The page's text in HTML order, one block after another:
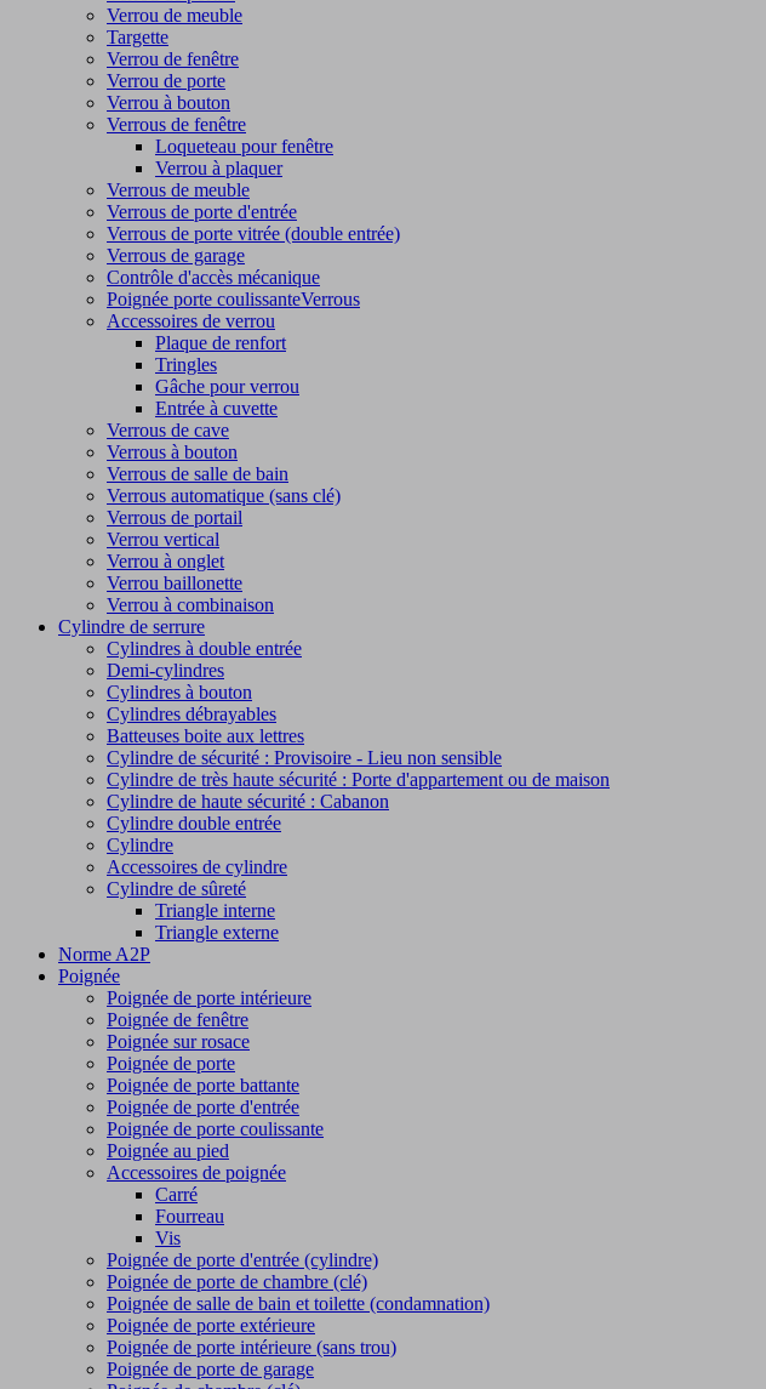
Verrou de meuble
Targette
Verrou de fenêtre
Verrou de porte
Verrou à bouton
Verrous de fenêtre
Loqueteau pour fenêtre
Verrou à plaquer
Verrous de meuble
Verrous de porte d'entrée
Verrous de porte vitrée (double entrée)
Verrous de garage
Contrôle d'accès mécanique
Poignée porte coulissanteVerrous
Accessoires de verrou
Plaque de renfort
Tringles
Gâche pour verrou
Entrée à cuvette
Verrous de cave
Verrous à bouton
Verrous de salle de bain
Verrous automatique (sans clé)
Verrous de portail
Verrou vertical
Verrou à onglet
Verrou baillonette
Verrou à combinaison
Cylindre de serrure
Cylindres à double entrée
Demi-cylindres
Cylindres à bouton
Cylindres débrayables
Batteuses boite aux lettres
Cylindre de sécurité : Provisoire - Lieu non sensible
Cylindre de très haute sécurité : Porte d'appartement ou de maison
Cylindre de haute sécurité : Cabanon
Cylindre double entrée
Cylindre
Accessoires de cylindre
Cylindre de sûreté
Triangle interne
Triangle externe
Norme A2P
Poignée
Poignée de porte intérieure
Poignée de fenêtre
Poignée sur rosace
Poignée de porte
Poignée de porte battante
Poignée de porte d'entrée
Poignée de porte coulissante
Poignée au pied
Accessoires de poignée
Carré
Fourreau
Vis
Poignée de porte d'entrée (cylindre)
Poignée de porte de chambre (clé)
Poignée de salle de bain et toilette (condamnation)
Poignée de porte extérieure
Poignée de porte intérieure (sans trou)
Poignée de porte de garage